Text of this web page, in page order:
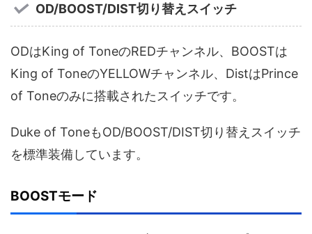
OD/BOOST/DIST切り替えスイッチ
ODはKing of ToneのREDチャンネル、BOOSTは
King of ToneのYELLOWチャンネル、DistはPrince
of Toneのみに搭載されたスイッチです。
Duke of ToneもOD/BOOST/DIST切り替えスイッチ
を標準装備しています。
BOOSTモード